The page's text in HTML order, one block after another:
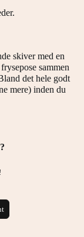
skiver med en
sammen
det hele godt
mere) inden du